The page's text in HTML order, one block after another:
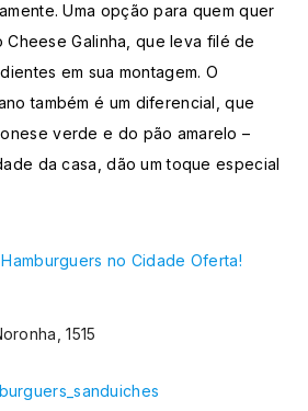
Uma opção para quem quer
Galinha, que leva filé de
em sua montagem. O
também é um diferencial, que
verde e do pão amarelo –
da casa, dão um toque especial
no Cidade Oferta!
1515